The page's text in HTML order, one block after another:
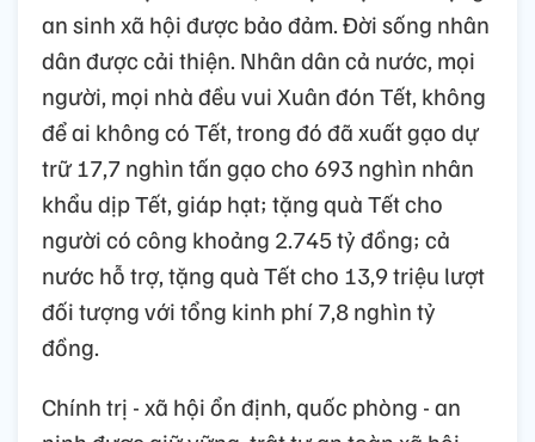
an sinh xã hội được bảo đảm. Đời sống nhân
dân được cải thiện. Nhân dân cả nước, mọi
người, mọi nhà đều vui Xuân đón Tết, không
để ai không có Tết, trong đó đã xuất gạo dự
trữ 17,7 nghìn tấn gạo cho 693 nghìn nhân
khẩu dịp Tết, giáp hạt; tặng quà Tết cho
người có công khoảng 2.745 tỷ đồng; cả
nước hỗ trợ, tặng quà Tết cho 13,9 triệu lượt
đối tượng với tổng kinh phí 7,8 nghìn tỷ
đồng.
Chính trị - xã hội ổn định, quốc phòng - an